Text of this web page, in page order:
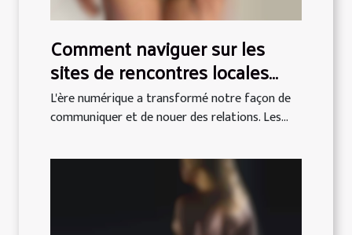
Comment naviguer sur les
sites de rencontres locales
pour des expériences réussies
L'ère numérique a transformé notre façon de
communiquer et de nouer des relations. Les...